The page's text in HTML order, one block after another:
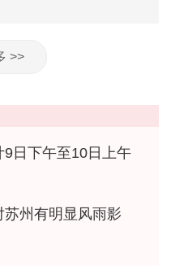
>>
9日下午至10日上午
苏州有明显风雨影